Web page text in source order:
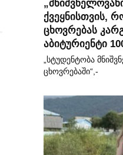
ქვეყნისთვის,
ცხოვრებას
აბიტურიენტი
„სტუდენტობა
ცხოვრებაში“,-